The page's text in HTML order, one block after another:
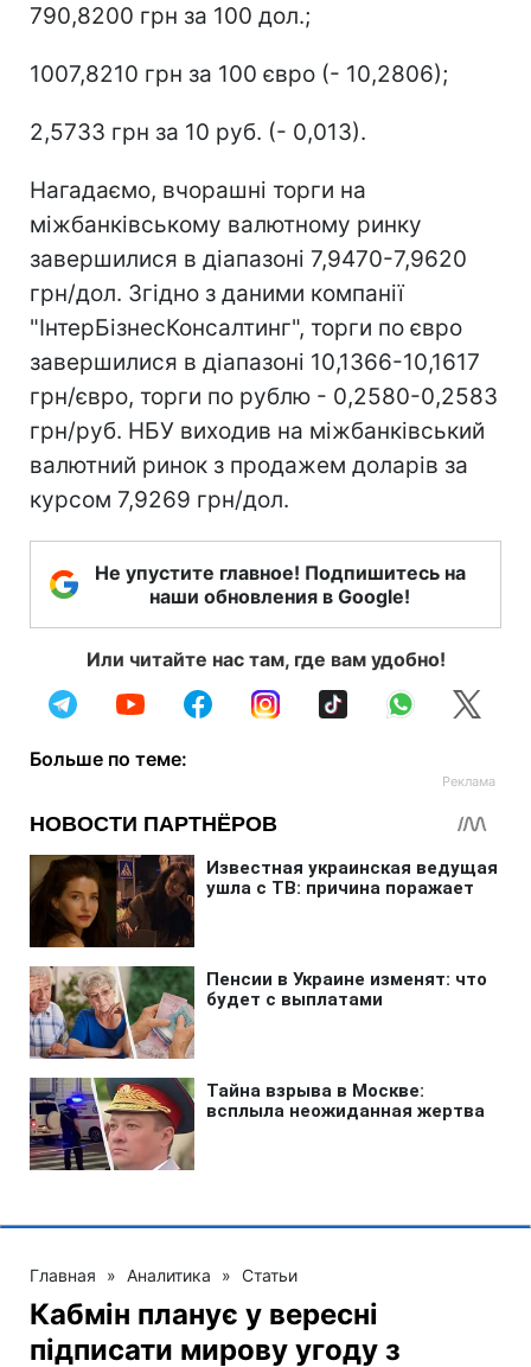
790,8200 грн за 100 дол.;
1007,8210 грн за 100 євро (- 10,2806);
2,5733 грн за 10 руб. (- 0,013).
Нагадаємо, вчорашні торги на
міжбанківському валютному ринку
завершилися в діапазоні 7,9470-7,9620
грн/дол. Згідно з даними компанії
"ІнтерБізнесКонсалтинг", торги по євро
завершилися в діапазоні 10,1366-10,1617
грн/євро, торги по рублю - 0,2580-0,2583
грн/руб. НБУ виходив на міжбанківський
валютний ринок з продажем доларів за
курсом 7,9269 грн/дол.
Не упустите главное! Подпишитесь на
наши обновления в Google!
Или читайте нас там, где вам удобно!
Больше по теме:
Главная » Аналитика » Статьи
Кабмін планує у вересні
підписати мирову угоду з